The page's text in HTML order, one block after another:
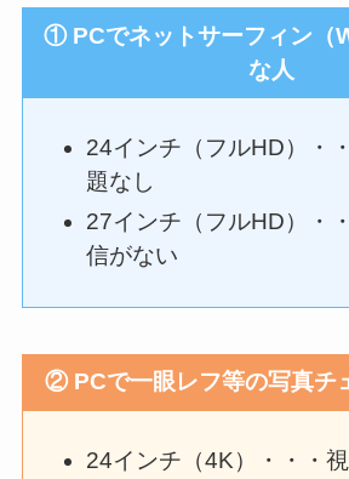
① PCでネットサーフィン（
な人
24インチ（フルHD）・
題なし
27インチ（フルHD）・
信がない
② PCで一眼レフ等の写真チ
24インチ（4K）・・・